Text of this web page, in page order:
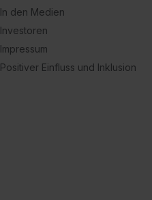
In den Medien
Investoren
Impressum
Positiver Einfluss und Inklusion